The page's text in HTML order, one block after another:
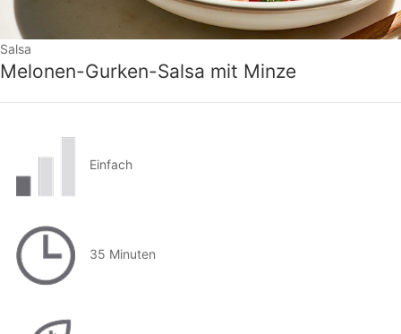
Salsa
Melonen-Gurken-Salsa mit Minze
Einfach
35 Minuten